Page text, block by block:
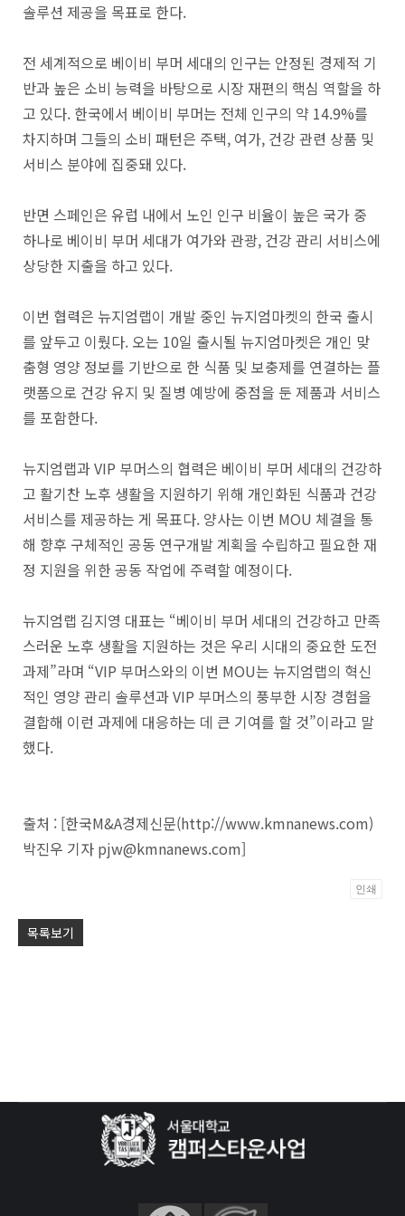
솔루션 제공을 목표로 한다.
전 세계적으로 베이비 부머 세대의 인구는 안정된 경제적 기
반과 높은 소비 능력을 바탕으로 시장 재편의 핵심 역할을 하
고 있다. 한국에서 베이비 부머는 전체 인구의 약 14.9%를
차지하며 그들의 소비 패턴은 주택, 여가, 건강 관련 상품 및
서비스 분야에 집중돼 있다.
반면 스페인은 유럽 내에서 노인 인구 비율이 높은 국가 중
하나로 베이비 부머 세대가 여가와 관광, 건강 관리 서비스에
상당한 지출을 하고 있다.
이번 협력은 뉴지엄랩이 개발 중인 뉴지엄마켓의 한국 출시
를 앞두고 이뤘다. 오는 10일 출시될 뉴지엄마켓은 개인 맞
춤형 영양 정보를 기반으로 한 식품 및 보충제를 연결하는 플
랫폼으로 건강 유지 및 질병 예방에 중점을 둔 제품과 서비스
를 포함한다.
뉴지엄랩과 VIP 부머스의 협력은 베이비 부머 세대의 건강하
고 활기찬 노후 생활을 지원하기 위해 개인화된 식품과 건강
서비스를 제공하는 게 목표다. 양사는 이번 MOU 체결을 통
해 향후 구체적인 공동 연구개발 계획을 수립하고 필요한 재
정 지원을 위한 공동 작업에 주력할 예정이다.
뉴지엄랩 김지영 대표는 “베이비 부머 세대의 건강하고 만족
스러운 노후 생활을 지원하는 것은 우리 시대의 중요한 도전
과제”라며 “VIP 부머스와의 이번 MOU는 뉴지엄랩의 혁신
적인 영양 관리 솔루션과 VIP 부머스의 풍부한 시장 경험을
결합해 이런 과제에 대응하는 데 큰 기여를 할 것”이라고 말
했다.
출처 : [한국M&A경제신문(http://www.kmnanews.com)
박진우 기자 pjw@kmnanews.com]
인쇄
목록보기